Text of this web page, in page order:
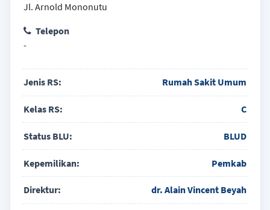
Jl. Arnold Mononutu
Telepon
-
Jenis RS: Rumah Sakit Umum
Kelas RS: C
Status BLU: BLUD
Kepemilikan: Pemkab
Direktur: dr. Alain Vincent Beyah